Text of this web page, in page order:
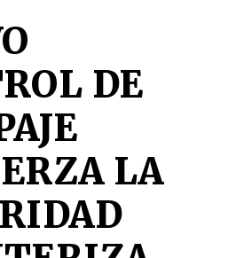
DE
LA